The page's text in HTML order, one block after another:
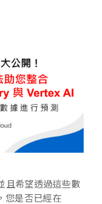
且希望透過這些數
您是否已經在